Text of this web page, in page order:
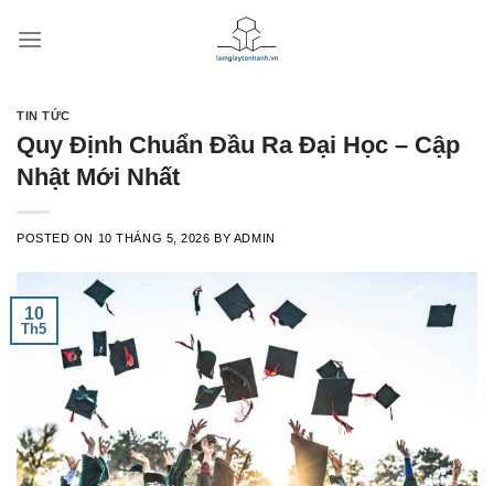
TIN TỨC
Quy Định Chuẩn Đầu Ra Đại Học – Cập
Nhật Mới Nhất
POSTED ON 10 THÁNG 5, 2026 BY ADMIN
10
Th5